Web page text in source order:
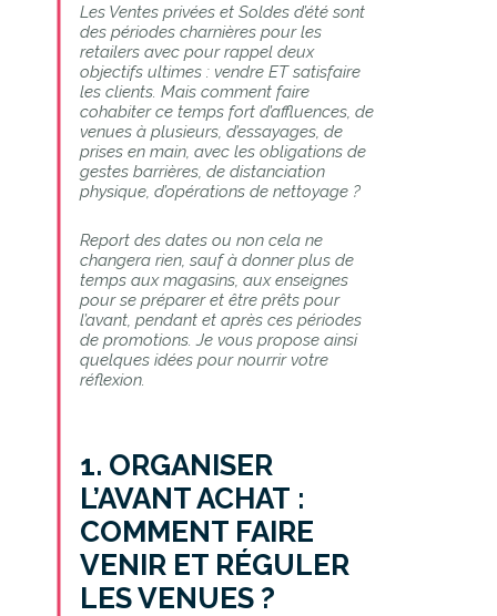
Les Ventes privées et Soldes d’été sont
des périodes charnières pour les
retailers avec pour rappel deux
objectifs ultimes : vendre ET satisfaire
les clients. Mais comment faire
cohabiter ce temps fort d’affluences, de
venues à plusieurs, d’essayages, de
prises en main, avec les obligations de
gestes barrières, de distanciation
physique, d’opérations de nettoyage ?
Report des dates ou non cela ne
changera rien, sauf à donner plus de
temps aux magasins, aux enseignes
pour se préparer et être prêts pour
l’avant, pendant et après ces périodes
de promotions. Je vous propose ainsi
quelques idées pour nourrir votre
réflexion.
1. ORGANISER
L’AVANT ACHAT :
COMMENT FAIRE
VENIR ET RÉGULER
LES VENUES ?